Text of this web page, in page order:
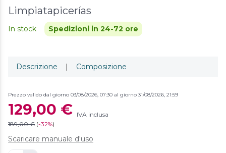
Limpiatapicerías
In stock Spedizioni in 24-72 ore
Descrizione | Composizione
Prezzo valido dal giorno 03/08/2026, 07:30 al giorno 31/08/2026, 21:59
129,00 € IVA inclusa
189,00 € (-32%)
Scaricare manuale d'uso